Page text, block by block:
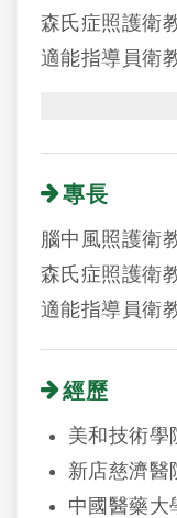
森氏症照護衛
適能指導員衛
專長
腦中風照護衛
森氏症照護衛
適能指導員衛
經歷
美和技術學
新店慈濟醫
中國醫藥大